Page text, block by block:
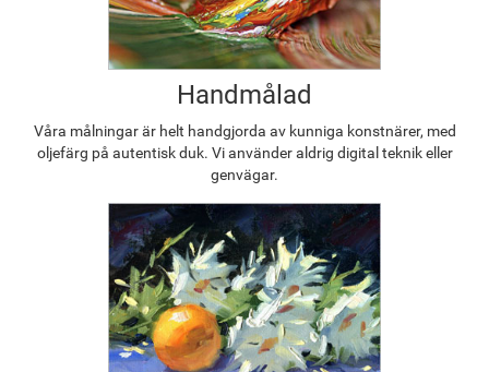
Handmålad
Våra målningar är helt handgjorda av kunniga konstnärer, med
oljefärg på autentisk duk. Vi använder aldrig digital teknik eller
genvägar.